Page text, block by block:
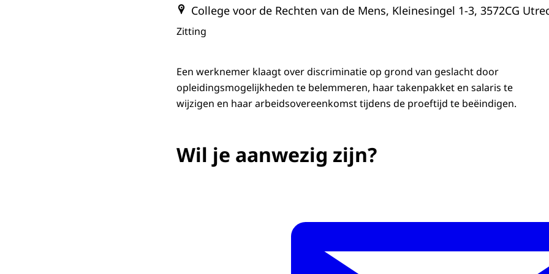
College voor de Rechten van de Mens, Kleinesingel 1-3, 3572CG
Zitting
Een werknemer klaagt over discriminatie op grond van geslacht door
opleidingsmogelijkheden te belemmeren, haar takenpakket en salaris te
wijzigen en haar arbeidsovereenkomst tijdens de proeftijd te beëindigen.
Wil je aanwezig zijn?